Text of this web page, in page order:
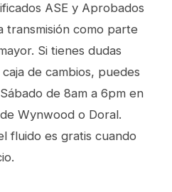
ASE y Aprobados
transmisión como parte
Si tienes dudas
de cambios, puedes
de 8am a 6pm en
Wynwood o Doral.
fluido es gratis cuando